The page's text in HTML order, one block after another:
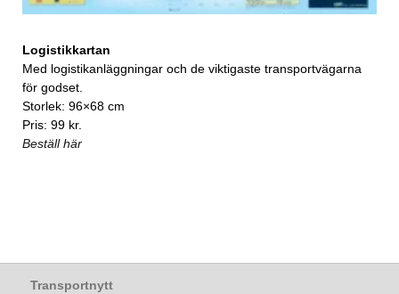
Logistikkartan
Med logistikanläggningar och de viktigaste transportvägarna
för godset.
Storlek: 96×68 cm
Pris: 99 kr.
Beställ här
Transportnytt